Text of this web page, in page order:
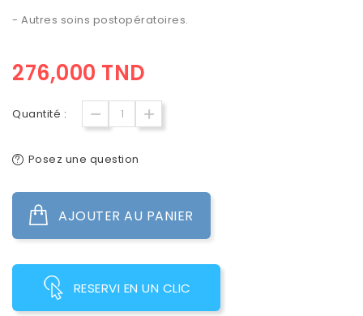
- Autres soins postopératoires.
276,000 TND
Quantité :
Posez une question
AJOUTER AU PANIER
RESERVI EN UN CLIC